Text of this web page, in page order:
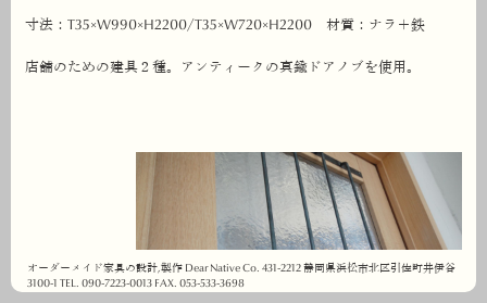
寸法：T35×W990×H2200/T35×W720×H2200 材質：ナラ＋鉄
店舗のための建具２種。アンティークの真鍮ドアノブを使用。
オーダーメイド家具の設計,製作 Dear Native Co. 431-2212 静岡県浜松市北区引佐町井伊谷
3100-1 TEL. 090-7223-0013 FAX. 053-533-3698